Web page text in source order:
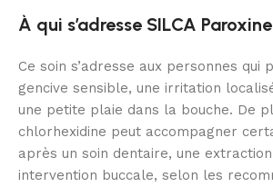
À qui s’adresse SILCA
Ce soin s’adresse aux personnes qui
gencive sensible, une irritation
une petite plaie dans la bouche. De
chlorhexidine peut accompagner
après un soin dentaire, une
intervention buccale, selon les